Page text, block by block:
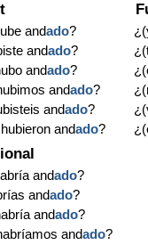
andado?
andado?
andado?
andado?
andado?
andado?
andado?
andado?
andado?
andado?